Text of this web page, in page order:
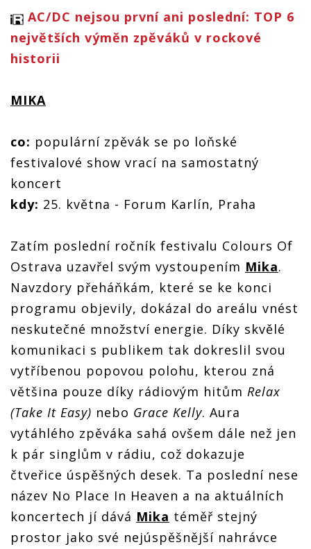
AC/DC nejsou první ani poslední: TOP 6
největších výměn zpěváků v rockové
historii
MIKA
co: populární zpěvák se po loňské
festivalové show vrací na samostatný
koncert
kdy: 25. května - Forum Karlín, Praha
Zatím poslední ročník festivalu Colours Of
Ostrava uzavřel svým vystoupením Mika.
Navzdory přeháňkám, které se ke konci
programu objevily, dokázal do areálu vnést
neskutečné množství energie. Díky skvělé
komunikaci s publikem tak dokreslil svou
vytříbenou popovou polohu, kterou zná
většina pouze díky rádiovým hitům Relax
(Take It Easy) nebo Grace Kelly. Aura
vytáhlého zpěváka sahá ovšem dále než jen
k pár singlům v rádiu, což dokazuje
čtveřice úspěšných desek. Ta poslední nese
název No Place In Heaven a na aktuálních
koncertech jí dává Mika téměř stejný
prostor jako své nejúspěšnější nahrávce